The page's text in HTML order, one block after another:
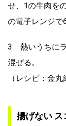
せ、1の牛肉を
の電子レンジで
3 熱いうちにラ
混ぜる。
（レシピ：金丸
揚げない